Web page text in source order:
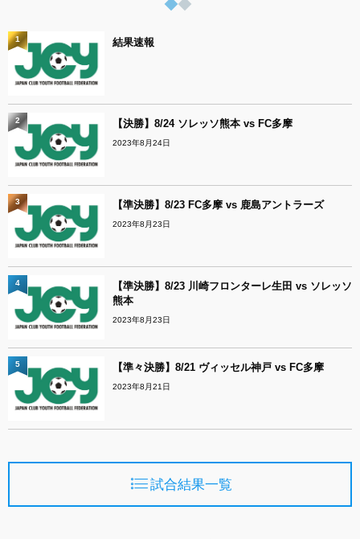
結果速報
1
【決勝】8/24 ソレッソ熊本 vs FC多摩
2023年8月24日
2
【準決勝】8/23 FC多摩 vs 鹿島アントラーズ
2023年8月23日
3
【準決勝】8/23 川崎フロンターレ生田 vs ソレッソ
熊本
2023年8月23日
4
【準々決勝】8/21 ヴィッセル神戸 vs FC多摩
2023年8月21日
5
試合結果一覧